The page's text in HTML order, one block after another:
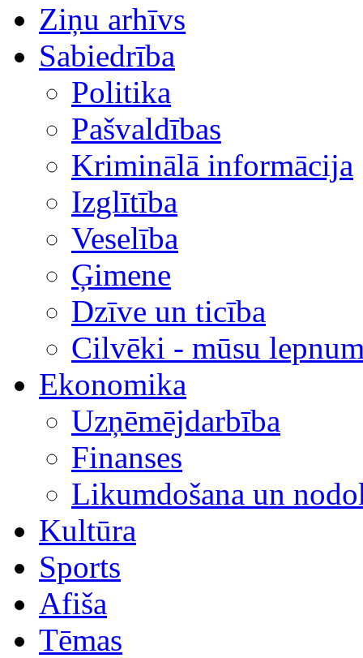
Ziņu arhīvs
Sabiedrība
Politika
Pašvaldības
Kriminālā informācija
Izglītība
Veselība
Ģimene
Dzīve un ticība
Cilvēki - mūsu
Ekonomika
Uzņēmējdarbība
Finanses
Likumdošana un
Kultūra
Sports
Afiša
Tēmas